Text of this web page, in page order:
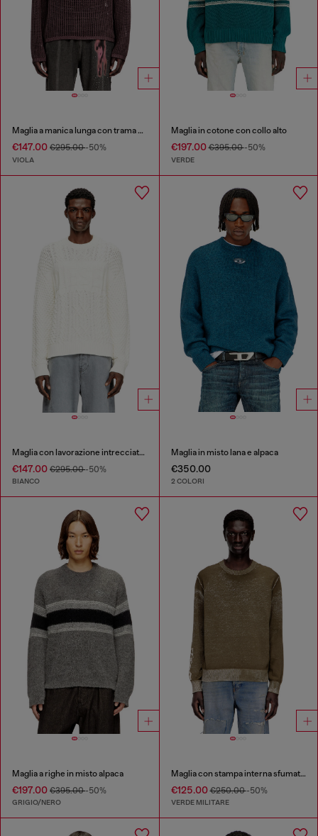
Maglia a manica lunga con trama a rete
€147.00 €295.00-50%
VIOLA
Maglia in cotone con collo alto
€197.00€395.00-50%
VERDE
Maglia con lavorazione intrecciata e logo Diesel
€147.00 €295.00-50%
BIANCO
Maglia in misto lana e alpaca
€350.00
2 COLORI
Maglia a righe in misto alpaca
€197.00 €395.00-50%
GRIGIO/NERO
Maglia con stampa interna sfumata e lettering
€125.00€250.00-50%
VERDE MILITARE